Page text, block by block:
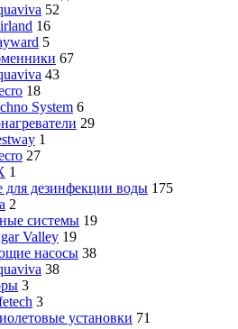
52
16
5
67
43
18
System 6
29
1
27
1
для дезинфекции воды 175
2
системы 19
Valley 19
насосы 38
38
3
3
установки 71